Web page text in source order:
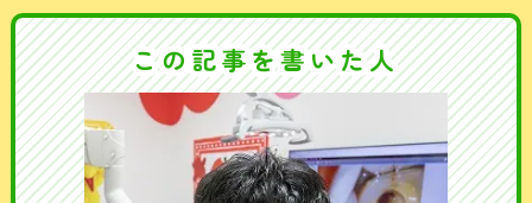
この記事を書いた人